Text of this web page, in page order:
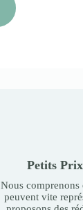
Petits
Nous comprenons
peuvent vite